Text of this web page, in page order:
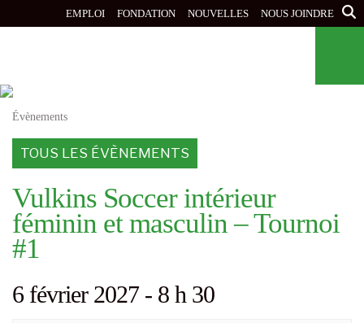
au
EMPLOI FONDATION NOUVELLES NOUS JOINDRE
Évènements
TOUS LES ÉVÈNEMENTS
Vulkins Soccer intérieur
féminin et masculin – Tournoi
#1
6 février 2027 - 8 h 30